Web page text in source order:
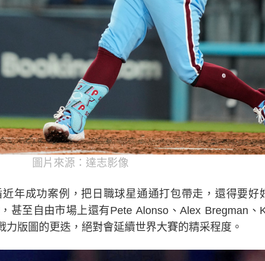
圖片來源：達志影像
年成功案例，把日職球星通通打包帶走，還得要好
甚至自由市場上還有Pete Alonso、Alex Bregman、
版圖的更迭，絕對會延續世界大賽的精采程度。